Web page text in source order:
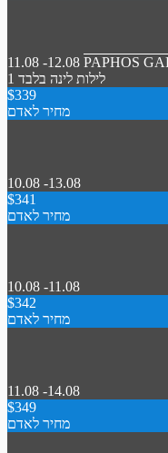
11.08 -12.08 PAPHOS
1 לילות לינה בלבד
$339
מחיר לאדם
10.08 -13.08
$341
מחיר לאדם
10.08 -11.08
$342
מחיר לאדם
11.08 -14.08
$349
מחיר לאדם